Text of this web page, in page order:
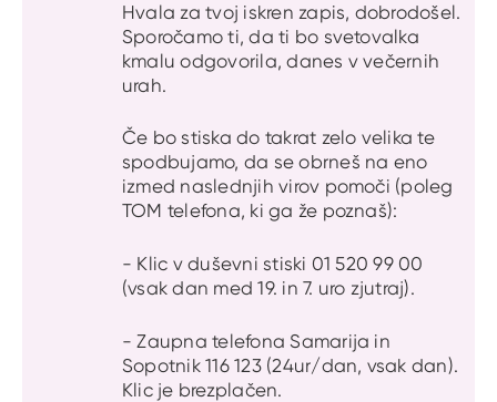
Hvala za tvoj iskren zapis, dobrodošel.
Sporočamo ti, da ti bo svetovalka
kmalu odgovorila, danes v večernih
urah.
Če bo stiska do takrat zelo velika te
spodbujamo, da se obrneš na eno
izmed naslednjih virov pomoči (poleg
TOM telefona, ki ga že poznaš):
- Klic v duševni stiski 01 520 99 00
(vsak dan med 19. in 7. uro zjutraj).
- Zaupna telefona Samarija in
Sopotnik 116 123 (24ur/dan, vsak dan).
Klic je brezplačen.